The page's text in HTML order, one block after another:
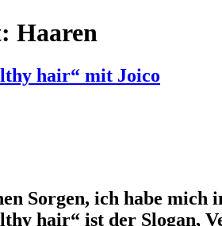
Haaren
hair“ mit Joico
Sorgen, ich habe mich
hair“ ist der Slogan,